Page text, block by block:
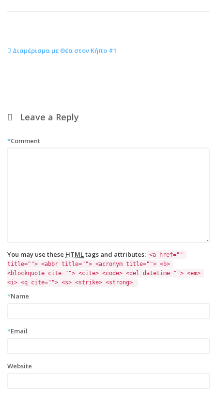
Διαμέρισμα με Θέα στον Κήπο #1
Leave a Reply
*Comment
You may use these HTMLtags and attributes: <a href=""
title=""> <abbr title=""> <acronym title=""> <b>
<blockquote cite=""> <cite> <code> <del datetime=""> <em>
<i> <q cite=""> <s> <strike> <strong>
*Name
*Email
Website